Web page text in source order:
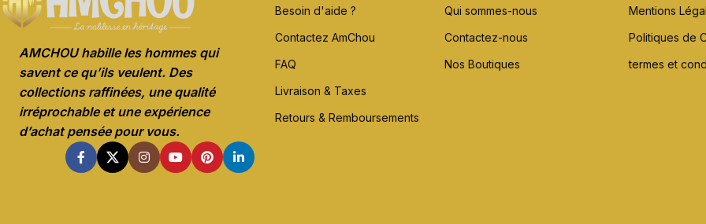
AMCHOU habille les hommes qui
savent ce qu’ils veulent. Des
collections raffinées, une qualité
irréprochable et une expérience
d’achat pensée pour vous.
Besoin d'aide ?
Contactez AmChou
FAQ
Livraison & Taxes
Retours & Remboursements
Qui sommes-nous
Contactez-nous
Nos Boutiques
Mentions
Politiques de
termes et